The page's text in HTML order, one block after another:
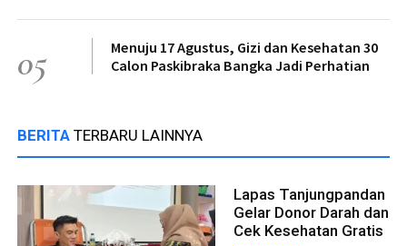
05
Menuju 17 Agustus, Gizi dan Kesehatan 30
Calon Paskibraka Bangka Jadi Perhatian
BERITA TERBARU LAINNYA
Lapas Tanjungpandan
Gelar Donor Darah dan
Cek Kesehatan Gratis